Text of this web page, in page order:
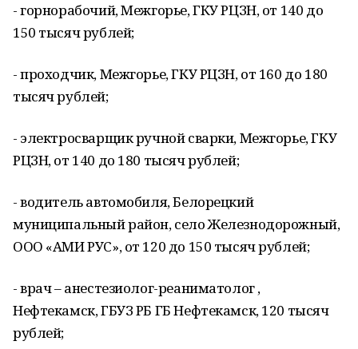
- горнорабочий, Межгорье, ГКУ РЦЗН, от 140 до
150 тысяч рублей;
- проходчик, Межгорье, ГКУ РЦЗН, от 160 до 180
тысяч рублей;
- электросварщик ручной сварки, Межгорье, ГКУ
РЦЗН, от 140 до 180 тысяч рублей;
- водитель автомобиля, Белорецкий
муниципальный район, село Железнодорожный,
ООО «АМИ РУС», от 120 до 150 тысяч рублей;
- врач – анестезиолог-реаниматолог ,
Нефтекамск, ГБУЗ РБ ГБ Нефтекамск, 120 тысяч
рублей;